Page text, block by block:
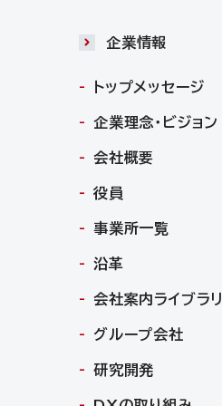
企業情報
トップメッセージ
企業理念・ビジョン
会社概要
役員
事業所一覧
沿革
会社案内ライブラリ
グループ会社
研究開発